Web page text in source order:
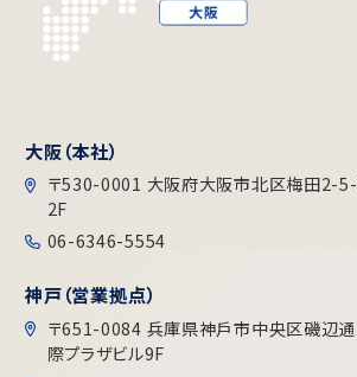
大阪（本社）
〒530-0001 大阪府大阪市北区梅田2-
2F
06-6346-5554
神戸（営業拠点）
〒651-0084 兵庫県神戶市中央区磯辺
際プラザビル9F